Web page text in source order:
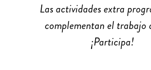
Las actividades extra
complementan el trabajo
¡Participa!